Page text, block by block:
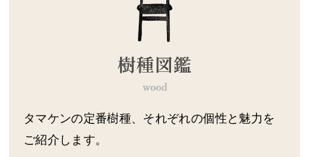
タマケンの定番樹種、それぞれの個性と魅力を
ご紹介します。